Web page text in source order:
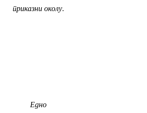
приказни околу.
Едно